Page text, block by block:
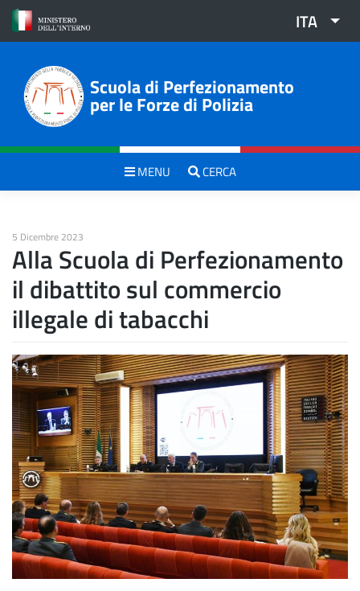
Skip
content
ITA
Scuola di Perfezionamento
per le Forze di Polizia
MENU CERCA
5 Dicembre 2023
Alla Scuola di Perfezionamento
il dibattito sul commercio
illegale di tabacchi